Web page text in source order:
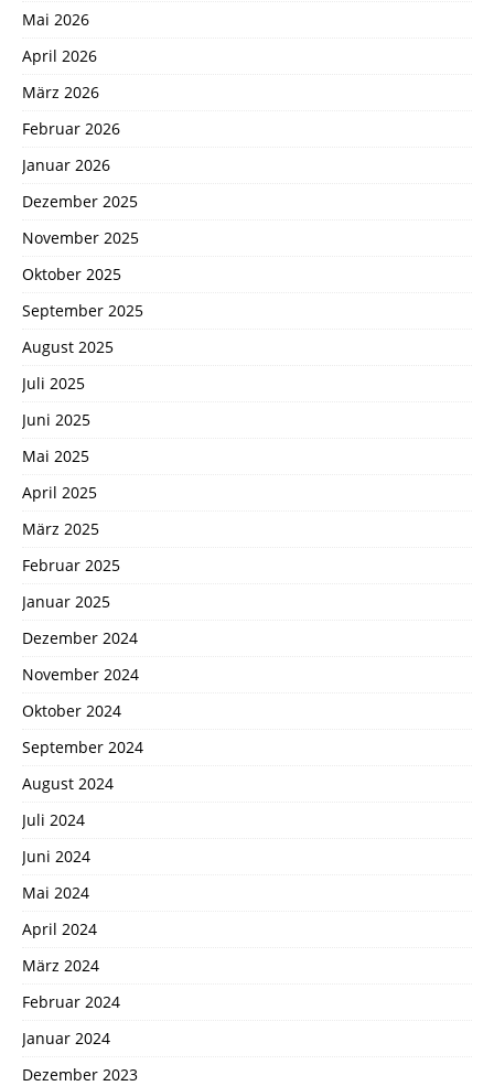
Mai 2026
April 2026
März 2026
Februar 2026
Januar 2026
Dezember 2025
November 2025
Oktober 2025
September 2025
August 2025
Juli 2025
Juni 2025
Mai 2025
April 2025
März 2025
Februar 2025
Januar 2025
Dezember 2024
November 2024
Oktober 2024
September 2024
August 2024
Juli 2024
Juni 2024
Mai 2024
April 2024
März 2024
Februar 2024
Januar 2024
Dezember 2023